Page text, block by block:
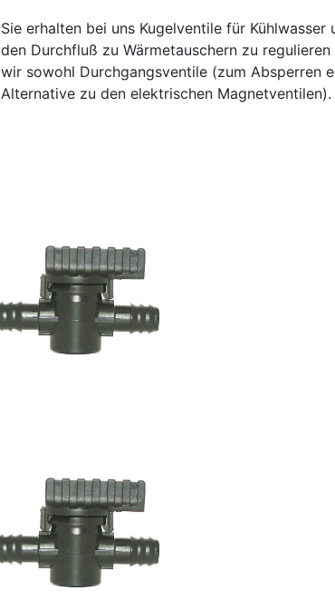
Sie erhalten bei uns Kugelventile für
den Durchfluß zu Wärmetauschern zu
wir sowohl Durchgangsventile (zum Absperren
Alternative zu den elektrischen Magnetventilen).